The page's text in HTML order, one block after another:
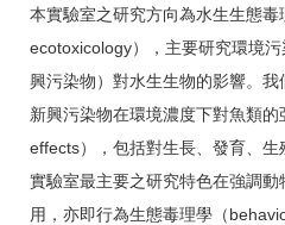
本實驗室之研究方向為水生生態毒
ecotoxicology），主要研究環境
興污染物）對水生生物的影響。
新興污染物在環境濃度下對魚類
effects），包括對生長、發育、
實驗室最主要之研究特色在強調
用，亦即行為生態毒理學（